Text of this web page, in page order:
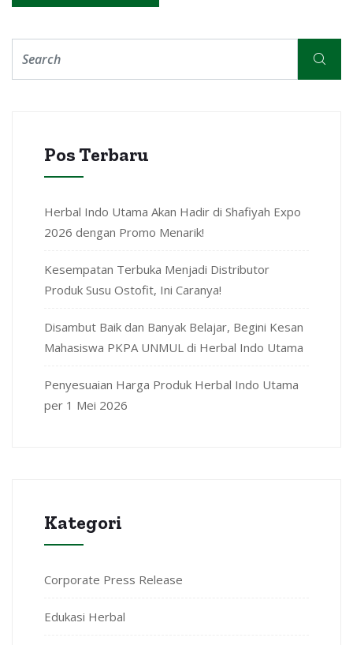
Pos Terbaru
Herbal Indo Utama Akan Hadir di Shafiyah Expo
2026 dengan Promo Menarik!
Kesempatan Terbuka Menjadi Distributor
Produk Susu Ostofit, Ini Caranya!
Disambut Baik dan Banyak Belajar, Begini Kesan
Mahasiswa PKPA UNMUL di Herbal Indo Utama
Penyesuaian Harga Produk Herbal Indo Utama
per 1 Mei 2026
Kategori
Corporate Press Release
Edukasi Herbal